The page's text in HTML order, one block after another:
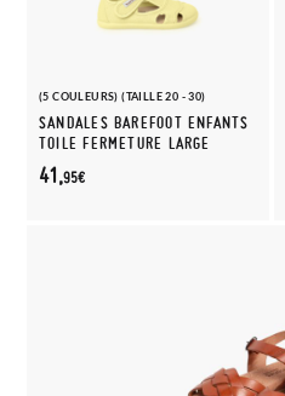
(5 COULEURS) (TAILLE 20 - 30)
SANDALES BAREFOOT ENFANTS
TOILE FERMETURE LARGE
41,95€